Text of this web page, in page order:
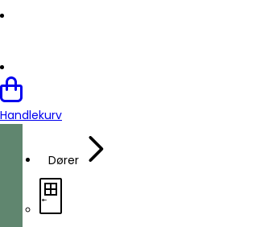
Handlekurv
Dører